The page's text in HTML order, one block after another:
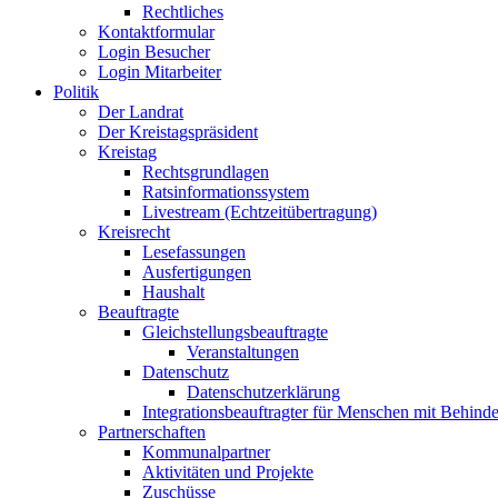
Rechtliches
Kontaktformular
Login Besucher
Login Mitarbeiter
Politik
Der Landrat
Der Kreistagspräsident
Kreistag
Rechtsgrundlagen
Ratsinformationssystem
Livestream (Echtzeitübertragung)
Kreisrecht
Lesefassungen
Ausfertigungen
Haushalt
Beauftragte
Gleichstellungsbeauftragte
Veranstaltungen
Datenschutz
Datenschutzerklärung
Integrationsbeauftragter für Menschen mit
Partnerschaften
Kommunalpartner
Aktivitäten und Projekte
Zuschüsse